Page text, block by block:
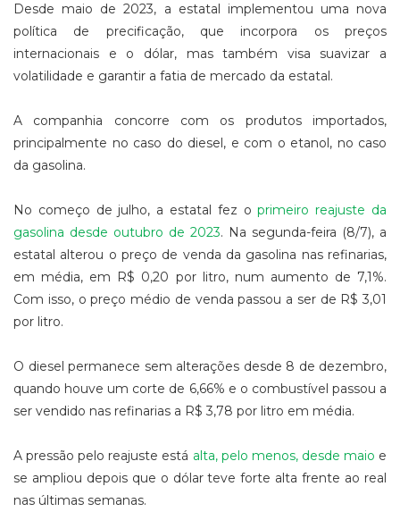
Desde maio de 2023, a estatal implementou uma nova
política de precificação, que incorpora os preços
internacionais e o dólar, mas também visa suavizar a
volatilidade e garantir a fatia de mercado da estatal.
A companhia concorre com os produtos importados,
principalmente no caso do diesel, e com o etanol, no caso
da gasolina.
No começo de julho, a estatal fez oprimeiro reajuste da
gasolina desde outubro de 2023. Na segunda-feira (8/7), a
estatal alterou o preço de venda da gasolina nas refinarias,
em média, em R$ 0,20 por litro, num aumento de 7,1%.
Com isso, o preço médio de venda passou a ser de R$ 3,01
por litro.
O diesel permanece sem alterações desde 8 de dezembro,
quando houve um corte de 6,66% e o combustível passou a
ser vendido nas refinarias a R$ 3,78 por litro em média.
A pressão pelo reajuste está alta, pelo menos, desde maio e
se ampliou depois que o dólar teve forte alta frente ao real
nas últimas semanas.